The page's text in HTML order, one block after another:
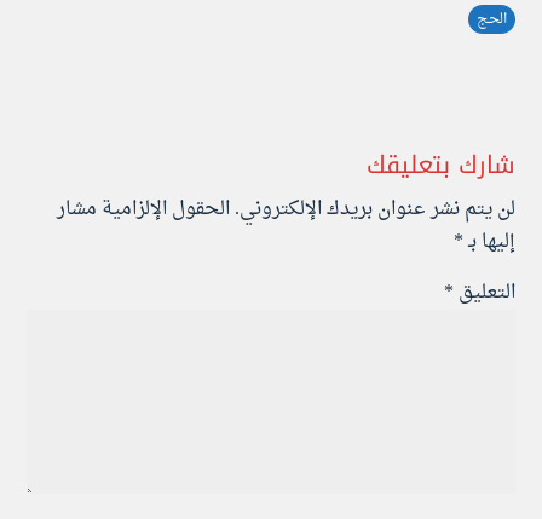
الحج
شارك بتعليقك
لن يتم نشر عنوان بريدك الإلكتروني.الحقول الإلزامية مشار
إليها بـ*
التعليق *